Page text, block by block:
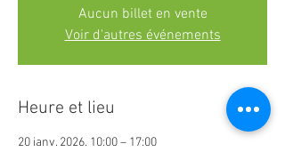
Aucun billet en vente
Voir d'autres événements
Heure et lieu
20 janv. 2026, 10:00 – 17:00